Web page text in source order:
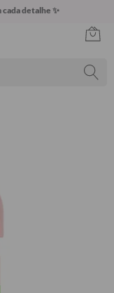
detalhe ✨